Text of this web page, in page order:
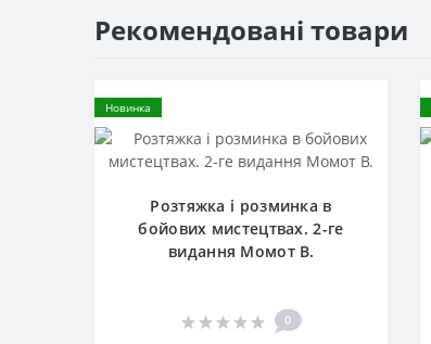
Рекомендовані товари
Новинка
Розтяжка і розминка в
бойових мистецтвах. 2-ге
видання Момот В.
0